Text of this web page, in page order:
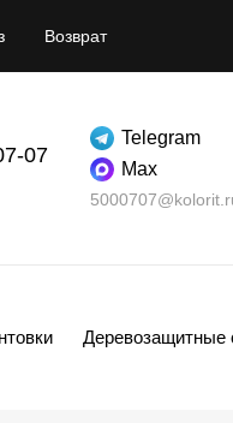
Возврат
07
Telegram
Max
Деревозащитные